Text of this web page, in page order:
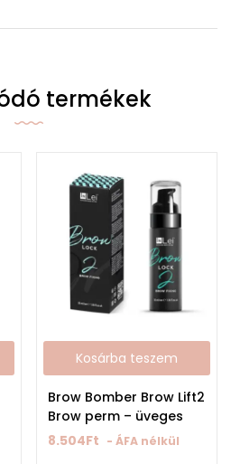
termékek
Kosárba teszem
Brow Bomber Brow Lift2
Brow perm – üveges
8.504Ft - ÁFA nélkül